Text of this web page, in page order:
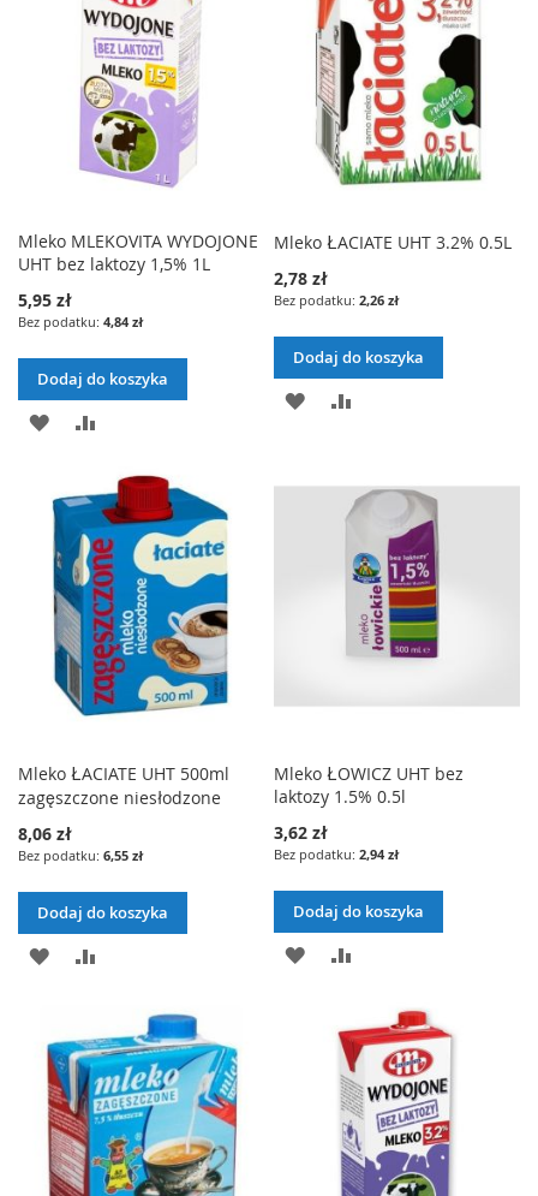
ŻYCZEŃ
ŻYCZEŃ
Mleko MLEKOVITA WYDOJONE
UHT bez laktozy 1,5% 1L
5,95 zł
4,84 zł
Dodaj do koszyka
DODAJ
LISTY
ŻYCZEŃ
Mleko ŁACIATE UHT 3.2% 0.5L
2,78 zł
2,26 zł
Dodaj do koszyka
DODAJ
LISTY
ŻYCZEŃ
Mleko ŁACIATE UHT 500ml
zagęszczone niesłodzone
8,06 zł
6,55 zł
Dodaj do koszyka
DODAJ
LISTY
ŻYCZEŃ
Mleko ŁOWICZ UHT bez
laktozy 1.5% 0.5l
3,62 zł
2,94 zł
Dodaj do koszyka
DODAJ
LISTY
ŻYCZEŃ